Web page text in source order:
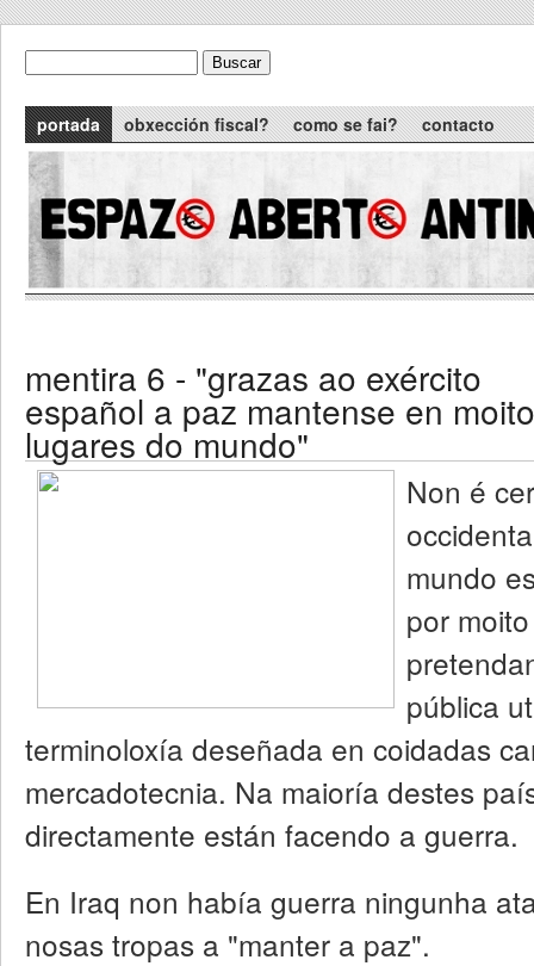
formulario de busca
Main menu
portada obxección fiscal? como se fai? contacto
mentira 6 - "grazas ao exército
español a paz mantense en
lugares do mundo"
Non é
mundo
por
pública
terminoloxía deseñada en coidadas
mercadotecnia. Na maioría destes
directamente están facendo a guerra.
En Iraq non había guerra ningunha
nosas tropas a "manter a paz".